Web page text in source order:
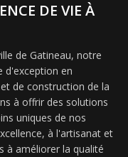
DE VIE À
de Gatineau, notre
d'exception en
de construction de la
à offrir des solutions
uniques de nos
à l'artisanat et
à améliorer la qualité